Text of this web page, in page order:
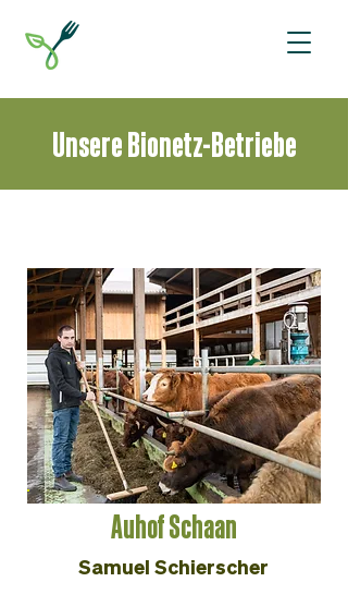
Unsere Bionetz-Betriebe
Auhof Schaan
Samuel Schierscher